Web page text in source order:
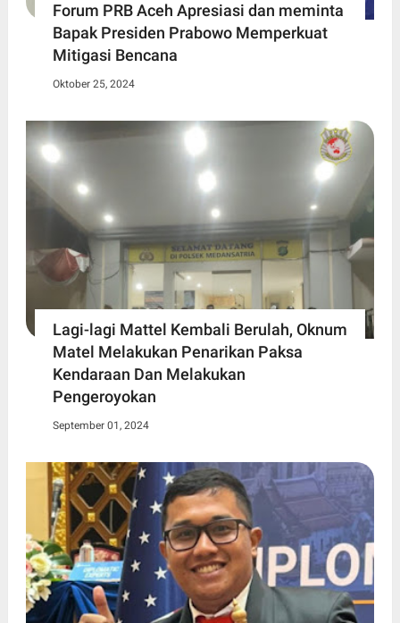
Forum PRB Aceh Apresiasi dan meminta
Bapak Presiden Prabowo Memperkuat
Mitigasi Bencana
Oktober 25, 2024
Lagi-lagi Mattel Kembali Berulah, Oknum
Matel Melakukan Penarikan Paksa
Kendaraan Dan Melakukan
Pengeroyokan
September 01, 2024